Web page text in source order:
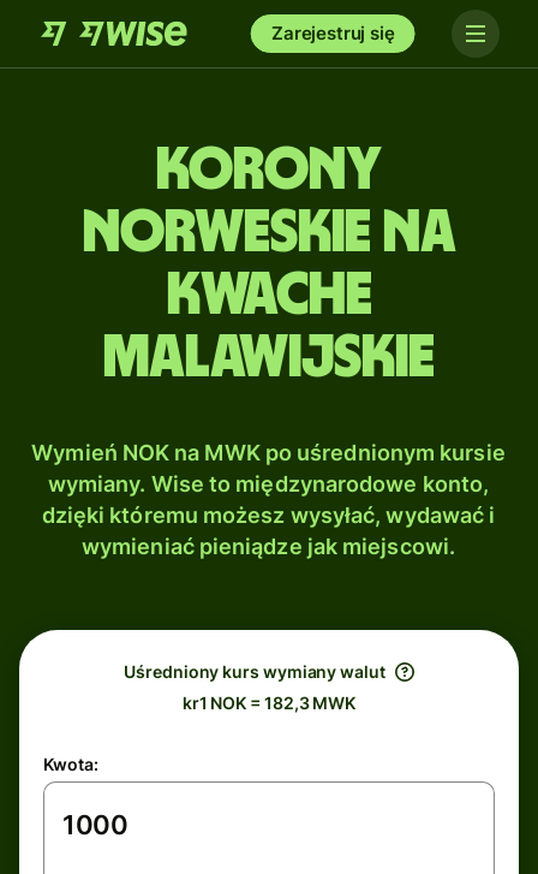
Zarejestruj się
Korony
norweskie na
Kwache
malawijskie
Wymień NOK na MWK po uśrednionym kursie
wymiany. Wise to międzynarodowe konto,
dzięki któremu możesz wysyłać, wydawać i
wymieniać pieniądze jak miejscowi.
Uśredniony kurs wymiany walut
kr1 NOK = 182,3 MWK
Kwota: